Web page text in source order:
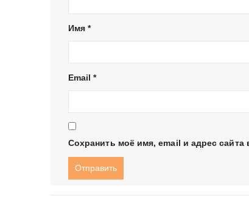
Имя*
Email*
Сохранить моё имя, email и адрес